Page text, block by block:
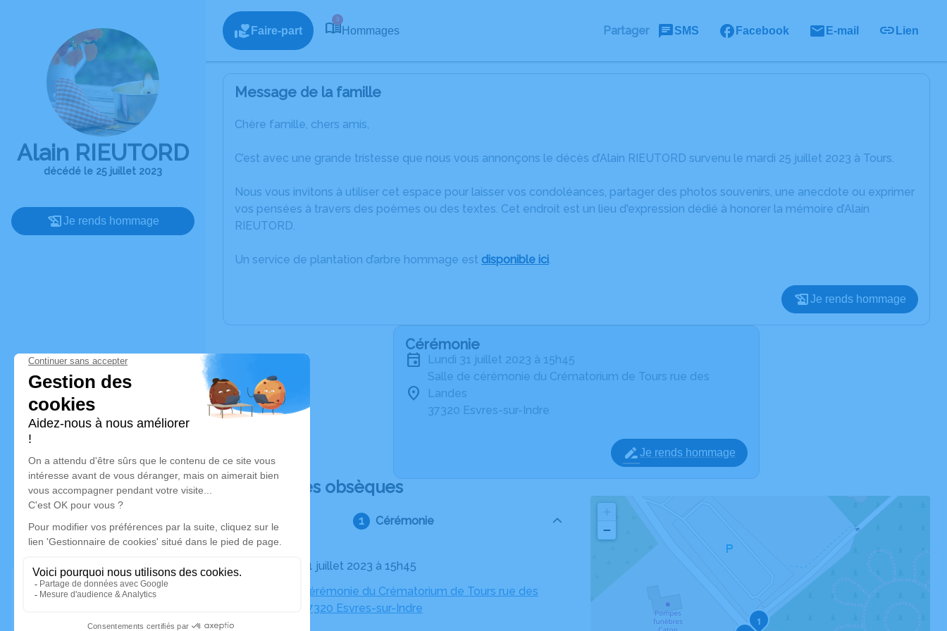
Alain RIEUTORD
décédé le 25 juillet 2023
Je rends hommage
Faire-part
3
Hommages Partager SMS Facebook E-mail Lien
Message de la famille
Chère famille, chers amis,
C’est avec une grande tristesse que nous vous annonçons le décès d’Alain RIEUTORD survenu le mardi 25 juillet 2023 à Tours.
Nous vous invitons à utiliser cet espace pour laisser vos condoléances, partager des photos souvenirs, une anecdote ou exprimer
vos pensées à travers des poèmes ou des textes. Cet endroit est un lieu d'expression dédié à honorer la mémoire d’Alain
RIEUTORD.
Un service de plantation d’arbre hommage est disponible ici.
Je rends hommage
Cérémonie
lundi 31 juillet 2023 à 15h45
Salle de cérémonie du Crématorium de Tours rue des
Landes
37320 Esvres-sur-Indre
Je rends hommage
Déroulé des obsèques
Cérémonie
Le lundi 31 juillet 2023 à 15h45
Salle de cérémonie du Crématorium de Tours rue des
Landes, 37320 Esvres-sur-Indre
1
−